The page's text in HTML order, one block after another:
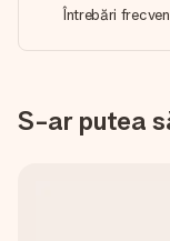
Întrebări
S-ar putea